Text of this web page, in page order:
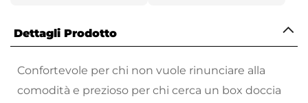
Dettagli Prodotto
Confortevole per chi non vuole rinunciare alla
comodità e prezioso per chi cerca un box doccia